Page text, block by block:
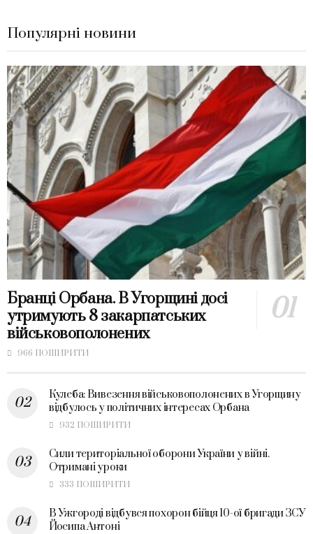
Популярні новини
Бранці Орбана. В Угорщині досі
утримують 8 закарпатських
військовополонених
966 ПОШИРИТИ
Кулеба: Вивезення військовополонених в Угорщину
відбулось у політичних інтересах Орбана
932 ПОШИРИТИ
Сили територіальної оборони України у війні.
Отримані уроки
333 ПОШИРИТИ
В Ужгороді відбувся похорон бійця 10-ої бригади ЗСУ
Йосипа Антоні